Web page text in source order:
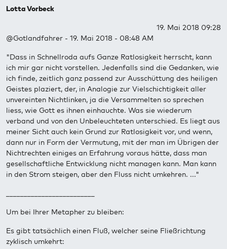
Lotta Vorbeck
19. Mai 2018 09:28
@Gotlandfahrer - 19. Mai 2018 - 08:48 AM
"Dass in Schnellroda aufs Ganze Ratlosigkeit herrscht, kann
ich mir gar nicht vorstellen. Jedenfalls sind die Gedanken, wie
ich finde, zeitlich ganz passend zur Ausschüttung des heiligen
Geistes plaziert, der, in Analogie zur Vielschichtigkeit aller
unvereinten Nichtlinken, ja die Versammelten so sprechen
liess, wie Gott es ihnen einhauchte. Was sie wiederum
verband und von den Unbeleuchteten unterschied. Es liegt aus
meiner Sicht auch kein Grund zur Ratlosigkeit vor, und wenn,
dann nur in Form der Vermutung, mit der man im Übrigen der
Nichtrechten einiges an Erfahrung voraus hätte, dass man
gesellschaftliche Entwicklung nicht managen kann. Man kann
in den Strom steigen, aber den Fluss nicht umkehren. ..."
Um bei Ihrer Metapher zu bleiben:
Es gibt tatsächlich einen Fluß, welcher seine Fließrichtung
zyklisch umkehrt: